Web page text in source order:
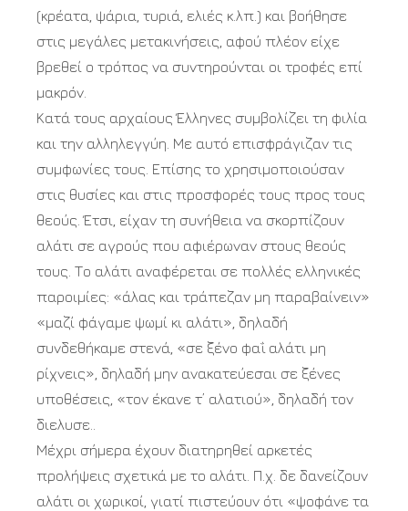
(κρέατα, ψάρια, τυριά, ελιές κ.λπ.) και βοήθησε
στις μεγάλες μετακινήσεις, αφού πλέον είχε
βρεθεί ο τρόπος να συντηρούνται οι τροφές επί
μακρόν.
Κατά τους αρχαίους Έλληνες συμβολίζει τη φιλία
και την αλληλεγγύη. Με αυτό επισφράγιζαν τις
συμφωνίες τους. Επίσης το χρησιμοποιούσαν
στις θυσίες και στις προσφορές τους προς τους
θεούς. Έτσι, είχαν τη συνήθεια να σκορπίζουν
αλάτι σε αγρούς που αφιέρωναν στους θεούς
τους. Το αλάτι αναφέρεται σε πολλές ελληνικές
παροιμίες: «άλας και τράπεζαν μη παραβαίνειν»
«μαζί φάγαμε ψωμί κι αλάτι», δηλαδή
συνδεθήκαμε στενά, «σε ξένο φαΐ αλάτι μη
ρίχνεις», δηλαδή μην ανακατεύεσαι σε ξένες
υποθέσεις, «τον έκανε τ’ αλατιού», δηλαδή τον
διελυσε..
Μέχρι σήμερα έχουν διατηρηθεί αρκετές
προλήψεις σχετικά με το αλάτι. Π.χ. δε δανείζουν
αλάτι οι χωρικοί, γιατί πιστεύουν ότι «ψοφάνε τα